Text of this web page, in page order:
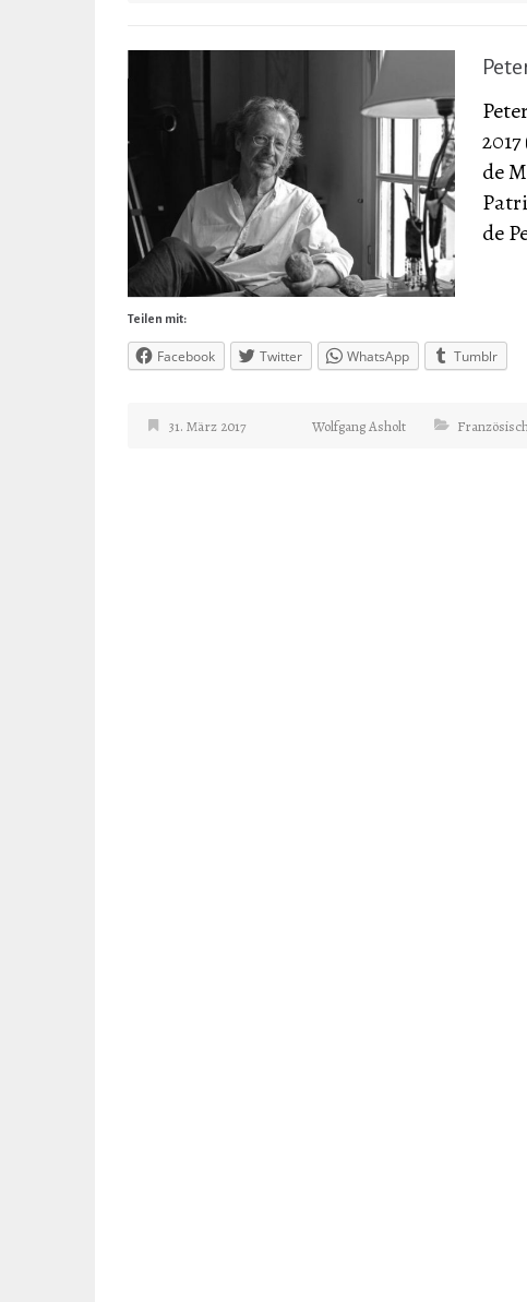
de
de
Teilen mit:
Facebook Twitter WhatsApp Tumblr
31. März 2017 Wolfgang Asholt